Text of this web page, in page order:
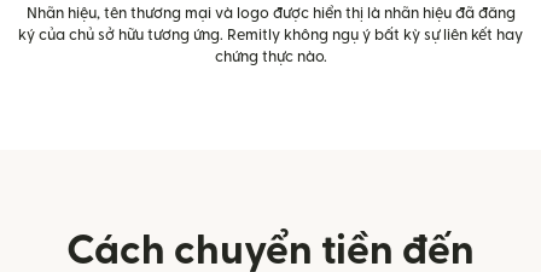
Nhãn hiệu, tên thương mại và logo được hiển thị là nhãn hiệu đã đăng
ký của chủ sở hữu tương ứng. Remitly không ngụ ý bất kỳ sự liên kết hay
chứng thực nào.
Cách chuyển tiền đến